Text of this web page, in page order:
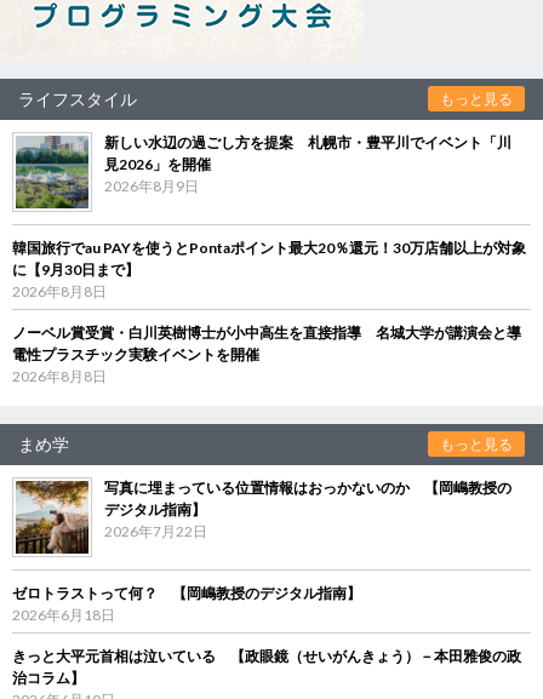
ライフスタイル もっと見る
新しい水辺の過ごし方を提案 札幌市・豊平川でイベント「川
見2026」を開催
2026年8月9日
韓国旅行でau PAYを使うとPontaポイント最大20％還元！30万店舗以上が対象
に【9月30日まで】
2026年8月8日
ノーベル賞受賞・白川英樹博士が小中高生を直接指導 名城大学が講演会と導
電性プラスチック実験イベントを開催
2026年8月8日
まめ学 もっと見る
写真に埋まっている位置情報はおっかないのか 【岡嶋教授の
デジタル指南】
2026年7月22日
ゼロトラストって何？ 【岡嶋教授のデジタル指南】
2026年6月18日
きっと大平元首相は泣いている 【政眼鏡（せいがんきょう）－本田雅俊の政
治コラム】